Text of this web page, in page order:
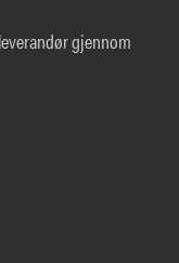
gjennom